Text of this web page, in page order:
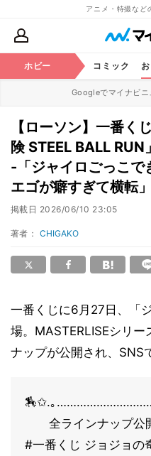
アニメ・特撮など
ホビー
アニメ コミック
Googleでマイナビニ
【ローソン】一番く
険 STEEL BALL
-「ジャイロごっこで
エゴが癖すぎて横転
掲載日 2026/06/10 23:05
著者： CHIGAKO
一番くじに6月27日、「
場。MASTERLISEシリ
ナップが公開され、SNS
🏇✩.｡
全ラインナップ公
#一番くじ ジョジョの